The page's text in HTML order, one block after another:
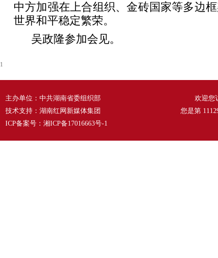
中方加强在上合组织、金砖国家等多边
世界和平稳定繁荣。
吴政隆参加会见。
1
主办单位：中共湖南省委组织部
技术支持：湖南红网新媒体集团
ICP备案号： 湘ICP备17016663号-1
欢迎您
您是第